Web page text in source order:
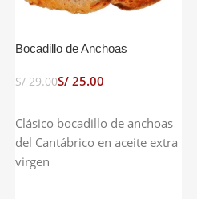
Bocadillo de Anchoas
S/29.00S/ 25.00
Clásico bocadillo de anchoas
del Cantábrico en aceite extra
virgen